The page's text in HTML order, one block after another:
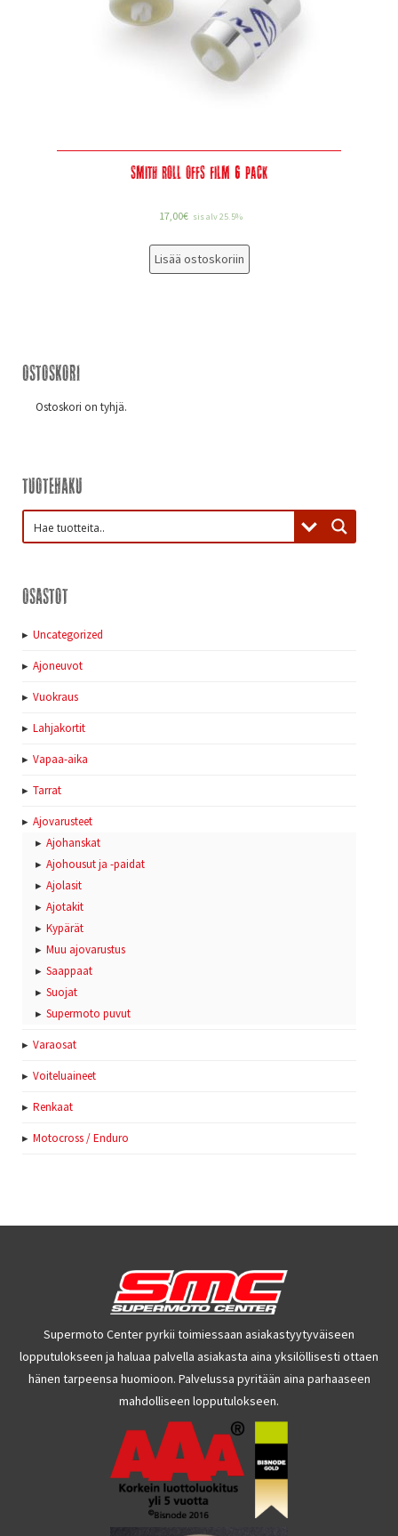
Smith Roll Offs Film 6 pack
17,00€ sis alv 25.5%
Lisää ostoskoriin
Ostoskori
Ostoskori on tyhjä.
Tuotehaku
Osastot
Uncategorized
Ajoneuvot
Vuokraus
Lahjakortit
Vapaa-aika
Tarrat
Ajovarusteet
Ajohanskat
Ajohousut ja -paidat
Ajolasit
Ajotakit
Kypärät
Muu ajovarustus
Saappaat
Suojat
Supermoto puvut
Varaosat
Voiteluaineet
Renkaat
Motocross / Enduro
Supermoto Center pyrkii toimiessaan asiakastyytyväiseen
lopputulokseen ja haluaa palvella asiakasta aina yksilöllisesti ottaen
hänen tarpeensa huomioon. Palvelussa pyritään aina parhaaseen
mahdolliseen lopputulokseen.